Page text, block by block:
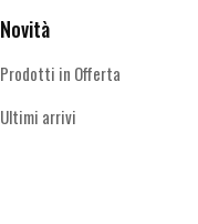
Novità
Prodotti in Offerta
Ultimi arrivi